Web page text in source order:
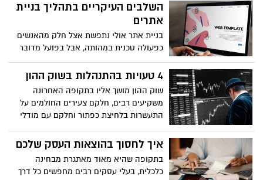
שתראו מיד.
השלבים העיקריים בתהליך בניית
אתרים
בניית אתר אולי נתפשת אצל חלק מהאנשים
כפעולה טכנית במהותה, אבל בפועל מדובר
בהרבה יותר מכך. למעשה ישנו תהליך שלם,
שחשוב לבצע אותו באופן מסודר - וכך להגיע4 טעויות בהתנהלות בשוק ההון
שוק ההון מושך אליו בתקופה האחרונה
משקיעים רבים, חלקם צעירים החולמים על
התעשרות בלחיצת כפתור וחלקם עם מודלי
נפוצות, שבכתבה הבאה נסקור ארבע מהן
איך לחסוך בהוצאות העסק שלכם
בתקופה שהיא מאוד מאתגרת מבחינה
כלכלית, בעלי עסקים רבים מחפשים כל דרך